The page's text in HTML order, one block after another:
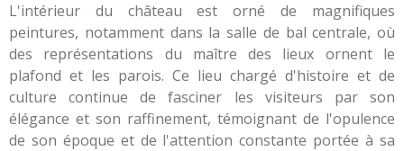
L'intérieur du château est orné de magnifiques
peintures, notamment dans la salle de bal centrale, où
des représentations du maître des lieux ornent le
plafond et les parois. Ce lieu chargé d'histoire et de
culture continue de fasciner les visiteurs par son
élégance et son raffinement, témoignant de l'opulence
de son époque et de l'attention constante portée à sa